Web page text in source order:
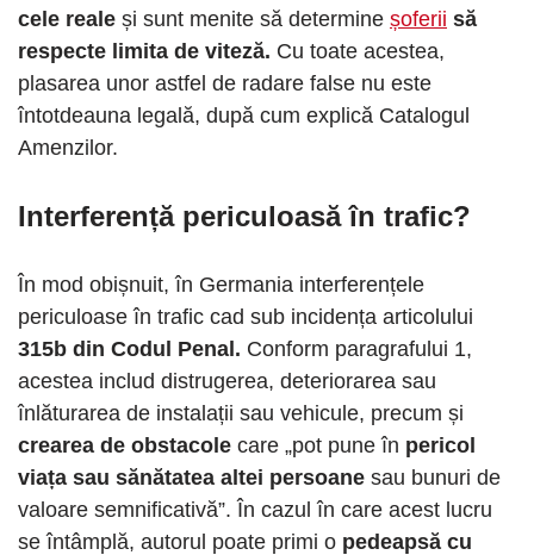
cele reale și sunt menite să determine șoferii să
respecte limita de viteză. Cu toate acestea,
plasarea unor astfel de radare false nu este
întotdeauna legală, după cum explică Catalogul
Amenzilor.
Interferență periculoasă în trafic?
În mod obișnuit, în Germania interferențele
periculoase în trafic cad sub incidența articolului
315b din Codul Penal. Conform paragrafului 1,
acestea includ distrugerea, deteriorarea sau
înlăturarea de instalații sau vehicule, precum și
crearea de obstacole care „pot pune în pericol
viața sau sănătatea altei persoane sau bunuri de
valoare semnificativă”. În cazul în care acest lucru
se întâmplă, autorul poate primi o pedeapsă cu